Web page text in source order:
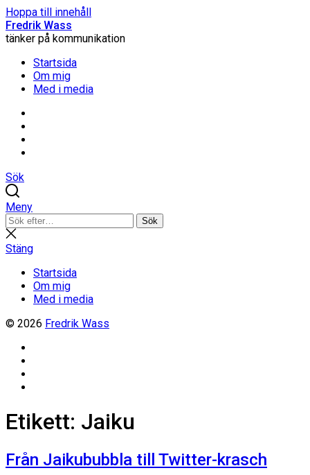
Hoppa till innehåll
Fredrik Wass
tänker på kommunikation
Startsida
Om mig
Med i media
Sök
Meny
Sök
efter:
Sök
Stäng
sökning
Stäng
Startsida
Om mig
Med i media
© 2026 Fredrik Wass
Etikett: Jaiku
Från Jaikububbla till Twitter-krasch